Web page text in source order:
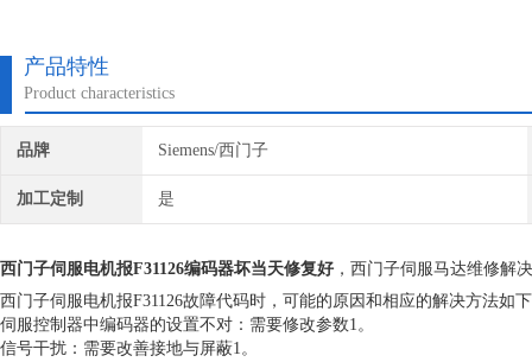
产品特性
Product characteristics
品牌 Siemens/西门子
加工定制 是
西门子伺服电机报F31126编码器坏当天修复好 ，西门子伺服马达维修解决
西门子伺服电机报F31126故障代码时，可能的原因和相应的解决方法如
伺服控制器中编码器的设置不对：需要修改参数1。
信号干扰：需要改善接地与屏蔽1。